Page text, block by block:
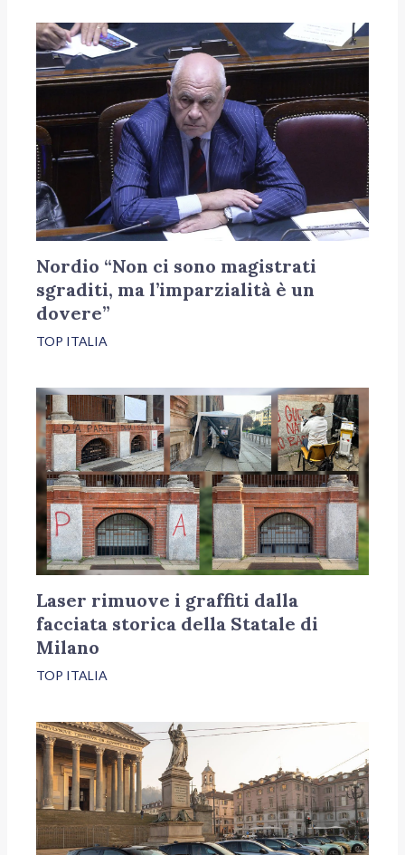
Nordio “Non ci sono magistrati
sgraditi, ma l’imparzialità è un
dovere”
TOP ITALIA
Laser rimuove i graffiti dalla
facciata storica della Statale di
Milano
TOP ITALIA